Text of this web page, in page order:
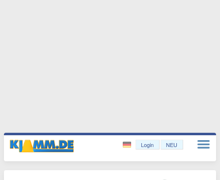
Login NEU